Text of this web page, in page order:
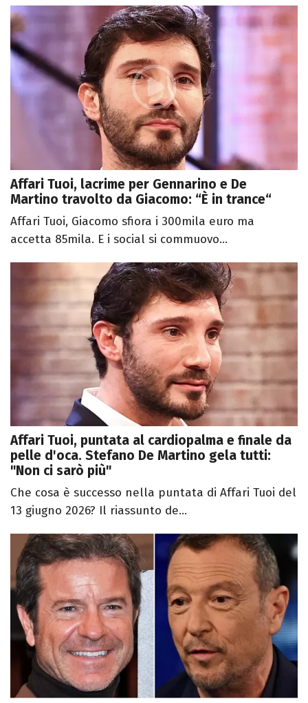
Affari Tuoi, lacrime per Gennarino e De
Martino travolto da Giacomo: “È in trance“
Affari Tuoi, Giacomo sfiora i 300mila euro ma
accetta 85mila. E i social si commuovo...
Affari Tuoi, puntata al cardiopalma e finale da
pelle d'oca. Stefano De Martino gela tutti:
"Non ci sarò più"
Che cosa è successo nella puntata di Affari Tuoi del
13 giugno 2026? Il riassunto de...